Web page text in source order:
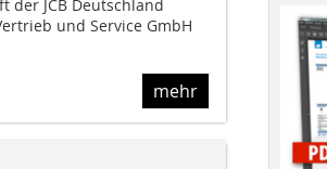
der JCB Deutschland
und Service GmbH
mehr